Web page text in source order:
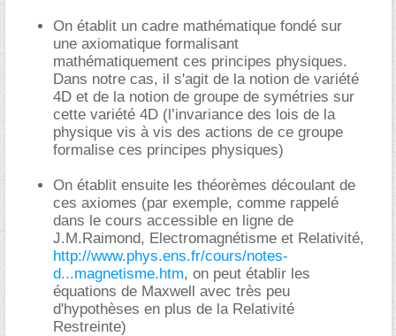
On établit un cadre mathématique fondé sur
une axiomatique formalisant
mathématiquement ces principes physiques.
Dans notre cas, il s'agit de la notion de variété
4D et de la notion de groupe de symétries sur
cette variété 4D (l’invariance des lois de la
physique vis à vis des actions de ce groupe
formalise ces principes physiques)
On établit ensuite les théorèmes découlant de
ces axiomes (par exemple, comme rappelé
dans le cours accessible en ligne de
J.M.Raimond, Electromagnétisme et Relativité,
http://www.phys.ens.fr/cours/notes-
d...magnetisme.htm, on peut établir les
équations de Maxwell avec très peu
d'hypothèses en plus de la Relativité
Restreinte)